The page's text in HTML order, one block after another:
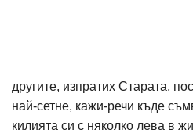
другите, изпратих Старата,
най-сетне, кажи-речи къде
килията си с няколко лева в